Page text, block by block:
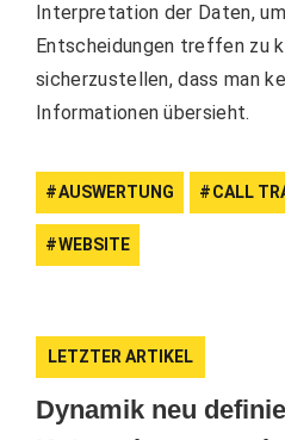
Interpretation der Daten,
Entscheidungen treffen zu
sicherzustellen, dass man
Informationen übersieht.
AUSWERTUNG CALL
WEBSITE
LETZTER ARTIKEL
Dynamik neu